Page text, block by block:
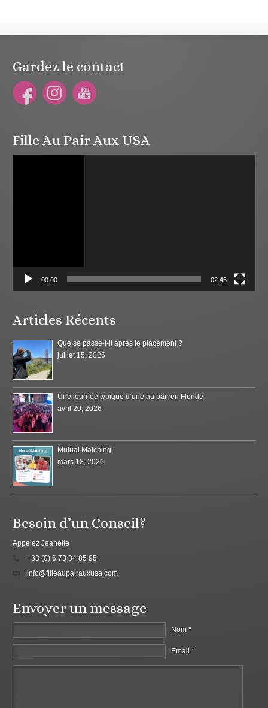
Gardez le contact
Fille Au Pair Aux USA
00:00 02:45
Articles Récents
Que se passe-t-il après le placement ?
juillet 15, 2026
Une journée typique d’une au pair en Floride
avril 20, 2026
Mutual Matching
mars 18, 2026
Besoin d’un Conseil?
Appelez Jeanette
+33 (0) 6 73 84 85 95
info@filleaupairauxusa.com
Envoyer un message
Nom *
Email *